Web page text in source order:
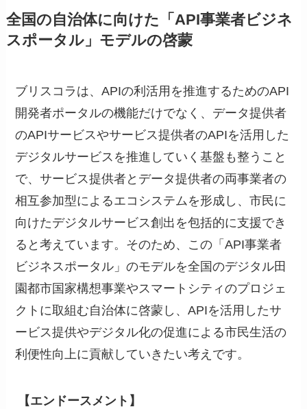
全国の自治体に向けた「API事業者ビジネ
スポータル」モデルの啓蒙
ブリスコラは、APIの利活用を推進するためのAPI
開発者ポータルの機能だけでなく、データ提供者
のAPIサービスやサービス提供者のAPIを活用した
デジタルサービスを推進していく基盤も整うこと
で、サービス提供者とデータ提供者の両事業者の
相互参加型によるエコシステムを形成し、市民に
向けたデジタルサービス創出を包括的に支援でき
ると考えています。そのため、この「API事業者
ビジネスポータル」のモデルを全国のデジタル田
園都市国家構想事業やスマートシティのプロジェ
クトに取組む自治体に啓蒙し、APIを活用したサ
ービス提供やデジタル化の促進による市民生活の
利便性向上に貢献していきたい考えです。
【エンドースメント】